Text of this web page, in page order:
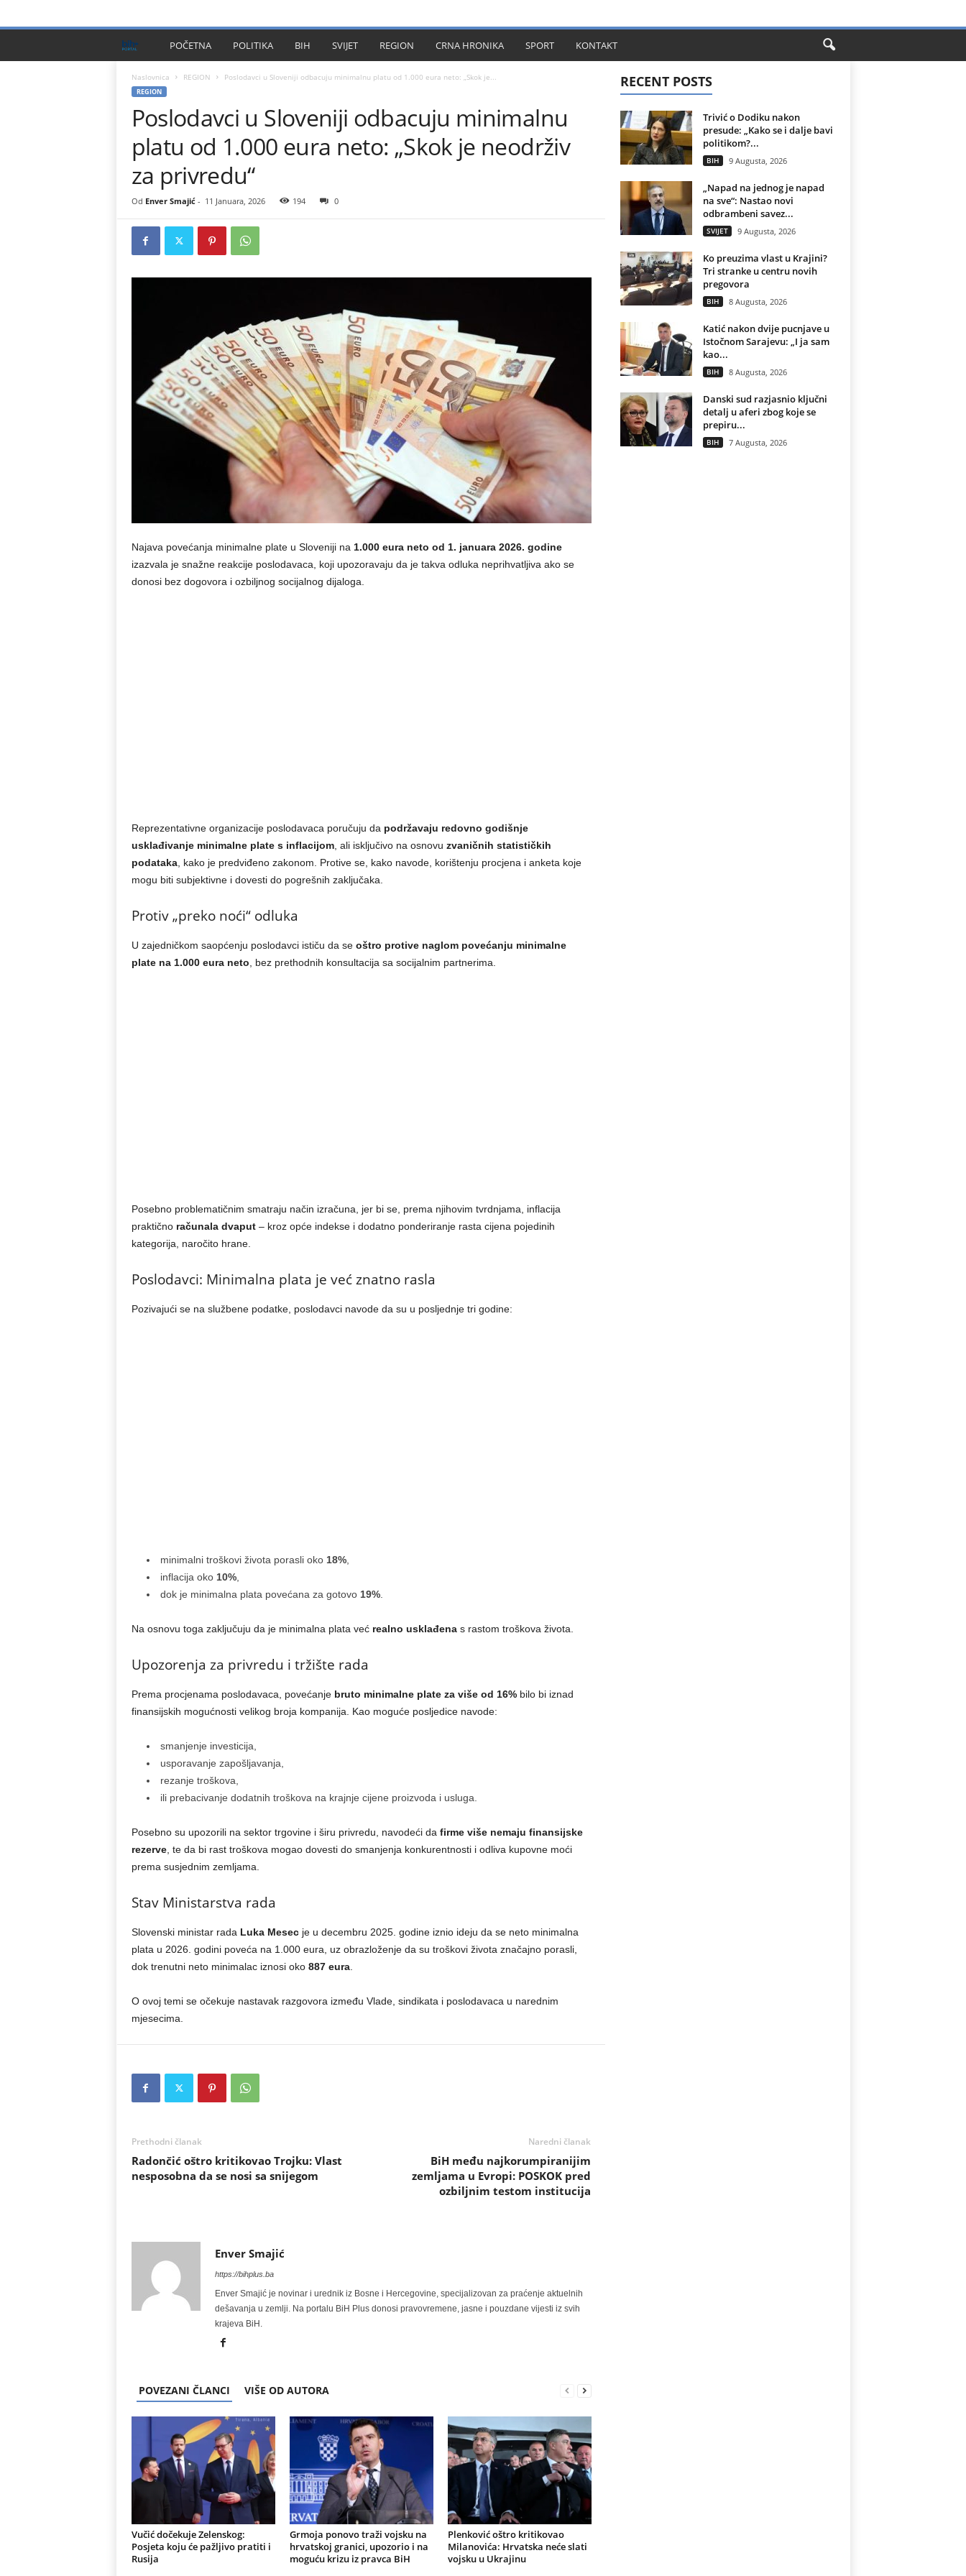
I
u
POČETNA POLITIKA BIH SVIJET REGION CRNA HRONIKA SPORT KONTAKT
Naslovnica REGION Poslodavci u Sloveniji odbacuju minimalnu platu od 1.000 eura neto: „Skok je...
REGION
Poslodavci u Sloveniji odbacuju minimalnu
platu od 1.000 eura neto: „Skok je neodrživ
za privredu“
Od Enver Smajić- 11 Januara, 2026 194 0
Najava povećanja minimalne plate u Sloveniji na 1.000 eura neto od 1. januara 2026. godine
izazvala je snažne reakcije poslodavaca, koji upozoravaju da je takva odluka neprihvatljiva ako se
donosi bez dogovora i ozbiljnog socijalnog dijaloga.
Reprezentativne organizacije poslodavaca poručuju da podržavaju redovno godišnje
usklađivanje minimalne plate s inflacijom, ali isključivo na osnovu zvaničnih statističkih
podataka, kako je predviđeno zakonom. Protive se, kako navode, korištenju procjena i anketa koje
mogu biti subjektivne i dovesti do pogrešnih zaključaka.
Protiv „preko noći“ odluka
U zajedničkom saopćenju poslodavci ističu da se oštro protive naglom povećanju minimalne
plate na 1.000 eura neto , bez prethodnih konsultacija sa socijalnim partnerima.
Posebno problematičnim smatraju način izračuna, jer bi se, prema njihovim tvrdnjama, inflacija
praktično računala dvaput– kroz opće indekse i dodatno ponderiranje rasta cijena pojedinih
kategorija, naročito hrane.
Poslodavci: Minimalna plata je već znatno rasla
Pozivajući se na službene podatke, poslodavci navode da su u posljednje tri godine:
minimalni troškovi života porasli oko 18%,
inflacija oko 10%,
dok je minimalna plata povećana za gotovo 19%.
Na osnovu toga zaključuju da je minimalna plata već realno usklađenas rastom troškova života.
Upozorenja za privredu i tržište rada
Prema procjenama poslodavaca, povećanje bruto minimalne plate za više od 16%bilo bi iznad
finansijskih mogućnosti velikog broja kompanija. Kao moguće posljedice navode:
smanjenje investicija,
usporavanje zapošljavanja,
rezanje troškova,
ili prebacivanje dodatnih troškova na krajnje cijene proizvoda i usluga.
Posebno su upozorili na sektor trgovine i širu privredu, navodeći da firme više nemaju finansijske
rezerve, te da bi rast troškova mogao dovesti do smanjenja konkurentnosti i odliva kupovne moći
prema susjednim zemljama.
Stav Ministarstva rada
Slovenski ministar rada Luka Mesecje u decembru 2025. godine iznio ideju da se neto minimalna
plata u 2026. godini poveća na 1.000 eura, uz obrazloženje da su troškovi života značajno porasli,
dok trenutni neto minimalac iznosi oko 887 eura.
O ovoj temi se očekuje nastavak razgovora između Vlade, sindikata i poslodavaca u narednim
mjesecima.
Prethodni članak
Radončić oštro kritikovao Trojku: Vlast
nesposobna da se nosi sa snijegom
Naredni članak
BiH među najkorumpiranijim
zemljama u Evropi: POSKOK pred
ozbiljnim testom institucija
Enver Smajić
https://bihplus.ba
Enver Smajić je novinar i urednik iz Bosne i Hercegovine, specijalizovan za praćenje aktuelnih
dešavanja u zemlji. Na portalu BiH Plus donosi pravovremene, jasne i pouzdane vijesti iz svih
krajeva BiH.
POVEZANI ČLANCI VIŠE OD AUTORA
Vučić dočekuje Zelenskog:
Posjeta koju će pažljivo pratiti i
Rusija
Grmoja ponovo traži vojsku na
hrvatskoj granici, upozorio i na
moguću krizu iz pravca BiH
Plenković oštro kritikovao
Milanovića: Hrvatska neće slati
vojsku u Ukrajinu
RECENT POSTS
Trivić o Dodiku nakon
presude: „Kako se i dalje bavi
politikom?...
BIH 9 Augusta, 2026
„Napad na jednog je napad
na sve“: Nastao novi
odbrambeni savez...
SVIJET 9 Augusta, 2026
Ko preuzima vlast u Krajini?
Tri stranke u centru novih
pregovora
BIH 8 Augusta, 2026
Katić nakon dvije pucnjave u
Istočnom Sarajevu: „I ja sam
kao...
BIH 8 Augusta, 2026
Danski sud razjasnio ključni
detalj u aferi zbog koje se
prepiru...
BIH 7 Augusta, 2026